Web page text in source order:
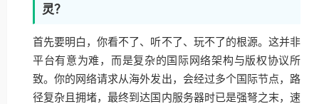
灵？
首先要明白，你看不了、听不了、玩不了的根源。这并非
平台有意为难，而是复杂的国际网络架构与版权协议所
致。你的网络请求从海外发出，会经过多个国际节点，路
径复杂且拥堵，最终到达国内服务器时已是强弩之末，速